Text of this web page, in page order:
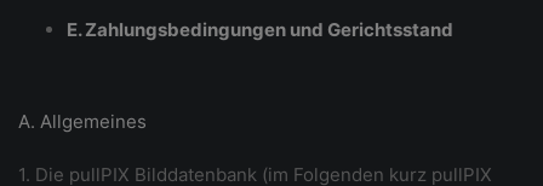
E. Zahlungsbedingungen und Gerichtsstand
A. Allgemeines
1. Die pullPIX Bilddatenbank (im Folgenden kurz pullPIX